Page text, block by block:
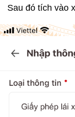
Sau đó tích vào